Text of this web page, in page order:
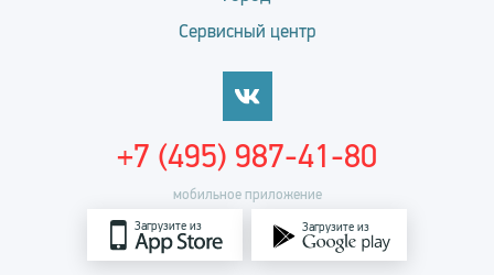
Сервисный центр
мобильное приложение
Загрузите из Загрузите из
+7 (495) 987-41-80